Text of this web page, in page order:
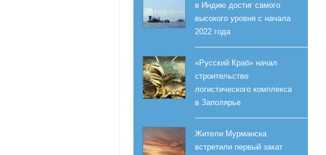
в Индию достиг самого
высокого уровня с начала
2022 года
«Русский Краб» начал
строительство
логистического комплекса
в Заполярье
Жители Мурманска
встретили первый закат